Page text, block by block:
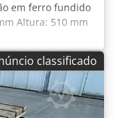
em ferro fundido
Altura: 510 mm
2 faces
aprox. 1 t
classificado